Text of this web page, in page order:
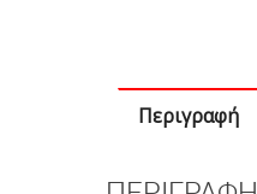
Περιγραφή